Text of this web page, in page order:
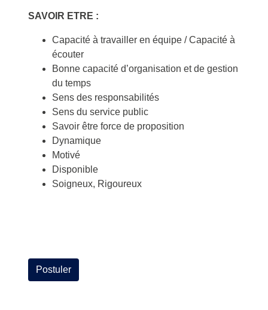
SAVOIR ETRE :
Capacité à travailler en équipe / Capacité à
écouter
Bonne capacité d’organisation et de gestion
du temps
Sens des responsabilités
Sens du service public
Savoir être force de proposition
Dynamique
Motivé
Disponible
Soigneux, Rigoureux
Postuler